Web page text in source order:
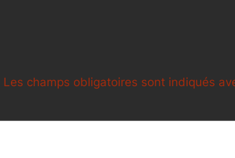
Les champs obligatoires sont indiqués